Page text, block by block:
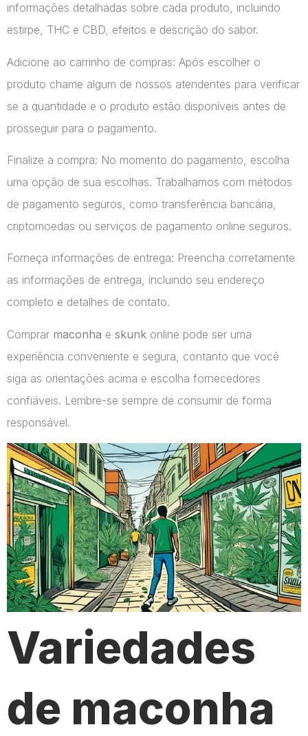
informações detalhadas sobre cada produto, incluindo
estirpe, THC e CBD, efeitos e descrição do sabor.
Adicione ao carrinho de compras: Após escolher o
produto chame algum de nossos atendentes para verificar
se a quantidade e o produto estão disponíveis antes de
prosseguir para o pagamento.
Finalize a compra: No momento do pagamento, escolha
uma opção de sua escolhas. Trabalhamos com métodos
de pagamento seguros, como transferência bancária,
criptomoedas ou serviços de pagamento online seguros.
Forneça informações de entrega: Preencha corretamente
as informações de entrega, incluindo seu endereço
completo e detalhes de contato.
Comprar maconha e skunk online pode ser uma
experiência conveniente e segura, contanto que você
siga as orientações acima e escolha fornecedores
confiáveis. Lembre-se sempre de consumir de forma
responsável.
Variedades
de maconha